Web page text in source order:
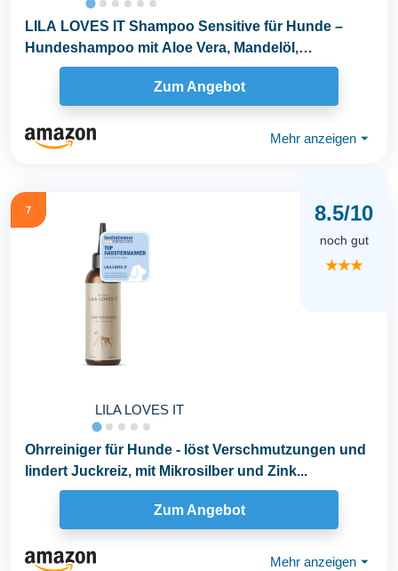
LILA LOVES IT Shampoo Sensitive für Hunde –
Hundeshampoo mit Aloe Vera, Mandelöl,
Ringelblume...
Zum Angebot
Mehr anzeigen ⏷
7
LILA LOVES IT
8.5/10
noch gut
★★★
Ohrreiniger für Hunde - löst Verschmutzungen und
lindert Juckreiz, mit Mikrosilber und Zink...
Zum Angebot
Mehr anzeigen ⏷